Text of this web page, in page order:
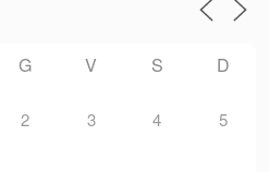
G V S D
2 3 4 5